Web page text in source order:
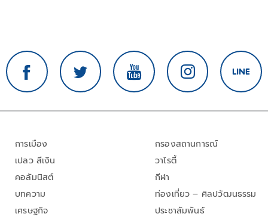
การเมือง
เปลว สีเงิน
คอลัมนิสต์
บทความ
เศรษฐกิจ
กรองสถานการณ์
วาไรตี้
กีฬา
ท่องเที่ยว – ศิลปวัฒนธรรม
ประชาสัมพันธ์